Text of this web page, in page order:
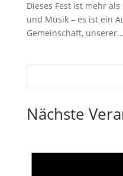
Dieses Fest ist mehr
und Musik – es ist ein
Gemeinschaft, unserer...
Nächste